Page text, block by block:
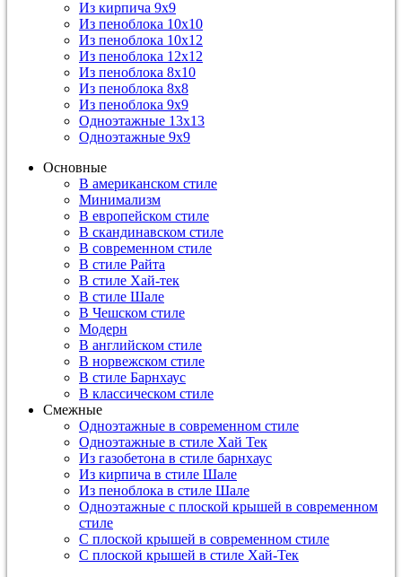
Из кирпича 9х9
Из пеноблока 10х10
Из пеноблока 10х12
Из пеноблока 12х12
Из пеноблока 8х10
Из пеноблока 8х8
Из пеноблока 9х9
Одноэтажные 13х13
Одноэтажные 9х9
Основные
В американском стиле
Минимализм
В европейском стиле
В скандинавском стиле
В современном стиле
В стиле Райта
В стиле Хай-тек
В стиле Шале
В Чешском стиле
Модерн
В английском стиле
В норвежском стиле
В стиле Барнхаус
В классическом стиле
Смежные
Одноэтажные в современном стиле
Одноэтажные в стиле Хай Тек
Из газобетона в стиле барнхаус
Из кирпича в стиле Шале
Из пеноблока в стиле Шале
Одноэтажные с плоской крышей в современном
стиле
С плоской крышей в современном стиле
С плоской крышей в стиле Хай-Тек